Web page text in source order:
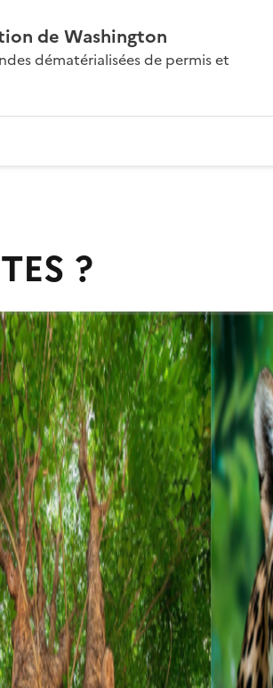
de Washington
dématérialisées de permis et
?